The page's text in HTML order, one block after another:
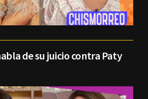
de su juicio contra Paty